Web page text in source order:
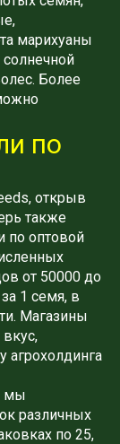
марихуаны
солнечной
Более
по
открыв
также
по оптовой
от 50000 до
1 семя, в
Магазины
агрохолдинга
мы
различных
по 25,